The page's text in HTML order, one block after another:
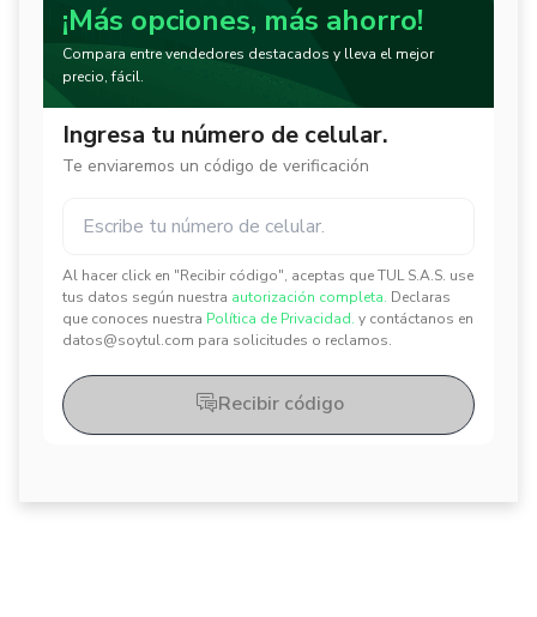
¡Más opciones, más ahorro!
Compara entre vendedores destacados y lleva el mejor
precio, fácil.
Ingresa tu número de celular.
Te enviaremos un código de verificación
Al hacer click en "Recibir código", aceptas que TUL S.A.S. use
tus datos según nuestra autorización completa. Declaras
que conoces nuestra Política de Privacidad. y contáctanos en
datos@soytul.com para solicitudes o reclamos.
✕
✕
Recibir código